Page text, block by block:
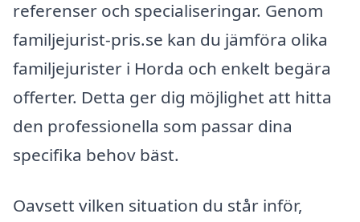
referenser och specialiseringar. Genom
familjejurist-pris.se kan du jämföra olika
familjejurister i Horda och enkelt begära
offerter. Detta ger dig möjlighet att hitta
den professionella som passar dina
specifika behov bäst.
Oavsett vilken situation du står inför,